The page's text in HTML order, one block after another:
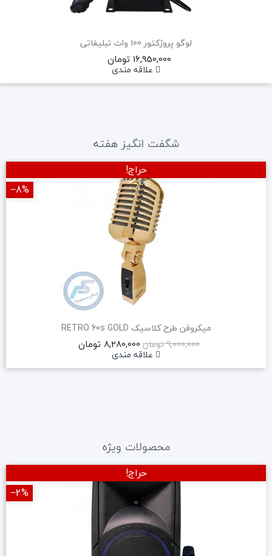
لوگو پروژکتور 100 وات تبلیغاتی
16,950,000 تومان
علاقه مندی
شگفت انگیز هفته
میکروفن طرح کلاسیک RETRO 60s GOLD
9,000,000 تومان
8,280,000 تومان
علاقه مندی
حراج!
‎−8%
محصولات ویژه
حراج!
‎−2%